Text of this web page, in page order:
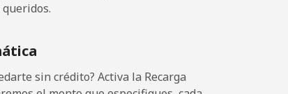
sin crédito? Activa la Recarga